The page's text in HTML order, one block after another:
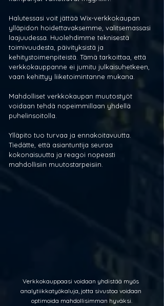
Halutessasi voit jättää Wix-verkkokaupan
ylläpidon hoidettavaksemme, valitsemassasi
laajuudessa. Huolehdimme teknisestä
toimivuudesta, päivityksistä ja
kehitystoimenpiteistä. Tämä tarkoittaa, että
verkkokauppanne ei jumitu julkaisuhetkeen,
vaan kehittyy liiketoimintanne mukana.
Mahdolliset verkkokaupan muutostyöt
voidaan tehdä nopeimmillaan yhdellä
puhelinsoitolla.
Ylläpito tuo turvaa ja ennakoitavuutta.
Tiedätte, että asiantuntija seuraa
kokonaisuutta ja reagoi nopeasti
mahdollisiin muutostarpeisiin.
Verkkokauppaasi voidaan yhdistää myös
analytiikkatyökaluja, jotta sivustoa voidaan
optimoida mahdollisimman hyväksi.